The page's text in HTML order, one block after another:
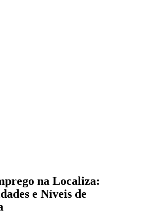
na Localiza:
e Níveis de